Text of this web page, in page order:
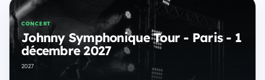
CONCERT
Johnny Symphonique Tour - Paris - 1
décembre 2027
2027